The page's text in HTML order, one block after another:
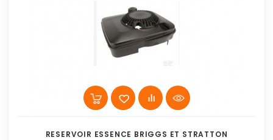
RESERVOIR ESSENCE BRIGGS ET STRATTON